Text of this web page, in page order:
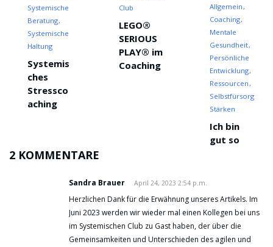
Systemische
Beratung
Systemische
Haltung
Systemis
ches
Stressco
aching
Club
LEGO®
SERIOUS
PLAY® im
Coaching
Allgemein
Coaching
Mentale
Gesundheit
Persönliche
Entwicklung
Ressourcen
Selbstfürsorge
Stärken
Ich bin
gut so
2 KOMMENTARE
Sandra Brauer April 24, 2023 2:54 p.m.
Herzlichen Dank für die Erwähnung unseres Artikels. Im
Juni 2023 werden wir wieder mal einen Kollegen bei uns
im Systemischen Club zu Gast haben, der über die
Gemeinsamkeiten und Unterschieden des agilen und